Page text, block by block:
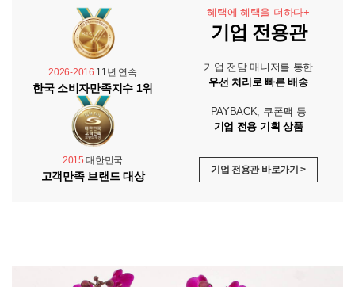
2026-2016 11년 연속
한국 소비자만족지수 1위
2015 대한민국
고객만족 브랜드 대상
혜택에 혜택을 더하다+
기업 전용관
기업 전담 매니저를 통한
우선 처리로 빠른 배송
PAYBACK, 쿠폰팩 등
기업 전용 기획 상품
기업 전용관 바로가기 >